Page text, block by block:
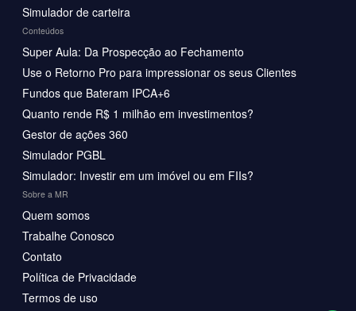
Simulador de carteira
Conteúdos
Super Aula: Da Prospecção ao Fechamento
Use o Retorno Pro para impressionar os seus Clientes
Fundos que Bateram IPCA+6
Quanto rende R$ 1 milhão em investimentos?
Gestor de ações 360
Simulador PGBL
Simulador: Investir em um imóvel ou em FIIs?
Sobre a MR
Quem somos
Trabalhe Conosco
Contato
Política de Privacidade
Termos de uso